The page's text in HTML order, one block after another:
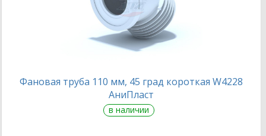
Фановая труба 110 мм, 45 град короткая W4228
АниПласт
в наличии